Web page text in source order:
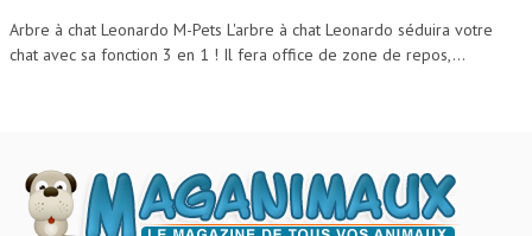
Arbre à chat Leonardo M-Pets L'arbre à chat Leonardo séduira votre
chat avec sa fonction 3 en 1 ! Il fera office de zone de repos,...